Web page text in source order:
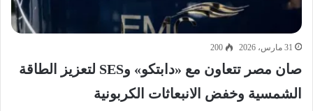
31 مارس، 2026 200
صان مصر تتعاون مع «دابتكو» وSES لتعزيز الطاقة
الشمسية وخفض الانبعاثات الكربونية